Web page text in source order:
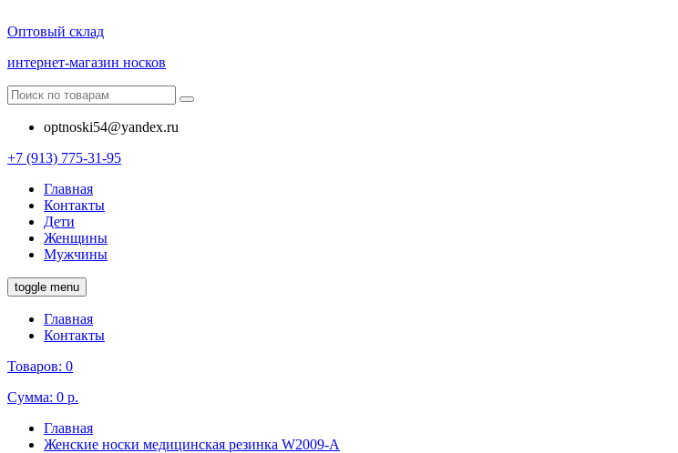
Оптовый склад
интернет-магазин носков
optnoski54@yandex.ru
+7 (913) 775-31-95
Главная
Контакты
Дети
Женщины
Мужчины
toggle menu
Главная
Контакты
Товаров: 0
Сумма: 0 р.
Главная
Женские носки медицинская резинка W2009-A